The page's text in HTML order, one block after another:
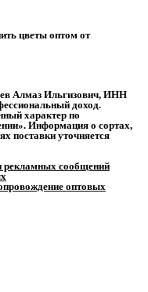
цветы оптом от
Алмаз Ильгизович, ИНН
доход.
характер по
Информация о сортах,
поставки уточняется
рекламных сообщений
оптовых